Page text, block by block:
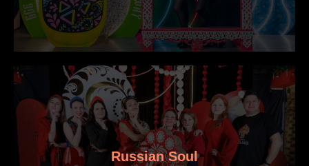
Russian Soul